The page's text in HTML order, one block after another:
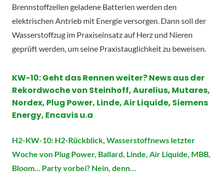
Brennstoffzellen geladene Batterien werden den
elektrischen Antrieb mit Energie versorgen. Dann soll der
Wasserstoffzug im Praxiseinsatz auf Herz und Nieren
geprüft werden, um seine Praxistauglichkeit zu beweisen.
KW-10: Geht das Rennen weiter? News aus der
Rekordwoche von Steinhoff, Aurelius, Mutares,
Nordex, Plug Power, Linde, Air Liquide, Siemens
Energy, Encavis u.a
H2-KW-10: H2-Rückblick, Wasserstoffnews letzter
Woche von Plug Power, Ballard, Linde, Air Liquide, MBB,
Bloom… Party vorbei? Nein, denn…